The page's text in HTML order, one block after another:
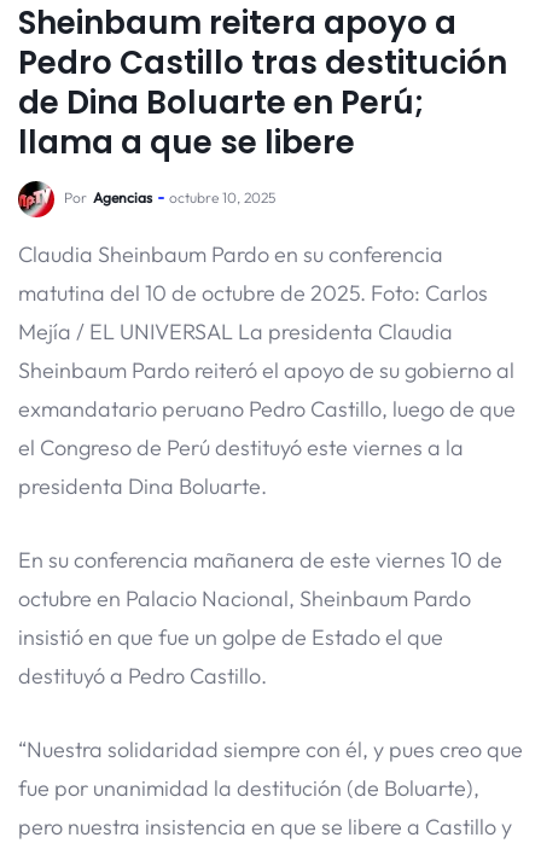
Sheinbaum reitera apoyo a
Pedro Castillo tras destitución
de Dina Boluarte en Perú;
llama a que se libere
Por Agencias octubre 10, 2025
Claudia Sheinbaum Pardo en su conferencia
matutina del 10 de octubre de 2025. Foto: Carlos
Mejía / EL UNIVERSAL La presidenta Claudia
Sheinbaum Pardo reiteró el apoyo de su gobierno al
exmandatario peruano Pedro Castillo, luego de que
el Congreso de Perú destituyó este viernes a la
presidenta Dina Boluarte.
En su conferencia mañanera de este viernes 10 de
octubre en Palacio Nacional, Sheinbaum Pardo
insistió en que fue un golpe de Estado el que
destituyó a Pedro Castillo.
“Nuestra solidaridad siempre con él, y pues creo que
fue por unanimidad la destitución (de Boluarte),
pero nuestra insistencia en que se libere a Castillo y